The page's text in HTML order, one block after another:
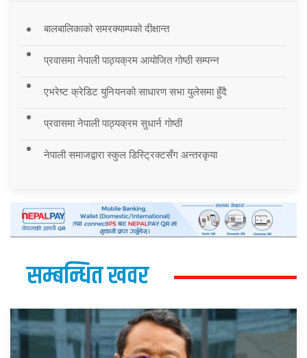
बालबालिकाको समरक्याम्पको दीक्षान्त
प्रवासमा नेपाली पाठ्यक्रम आयोजित गोष्ठी सम्पन्न
एभरेष्ट क्रेडिट युनियनको साधारण सभा युलेसमा हुँदै
प्रवासमा नेपाली पाठ्यक्रम सुधार्न गोष्ठी
नेपाली समाजद्वारा स्कुल डिस्ट्रिक्टसँग अन्तरकृया
सम्बन्धित खवर